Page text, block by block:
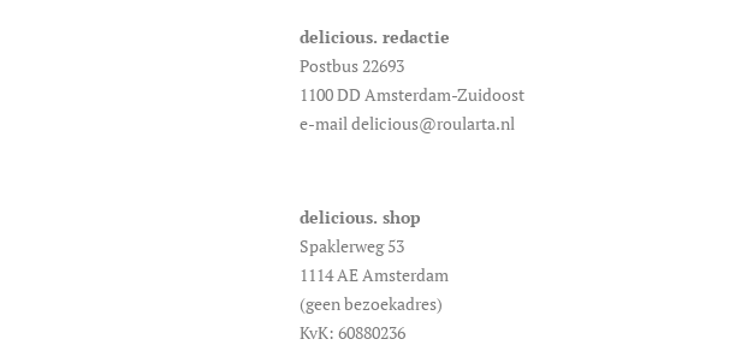
delicious. redactie
Postbus 22693
1100 DD Amsterdam-Zuidoost
e-mail delicious@roularta.nl
delicious. shop
Spaklerweg 53
1114 AE Amsterdam
(geen bezoekadres)
KvK: 60880236